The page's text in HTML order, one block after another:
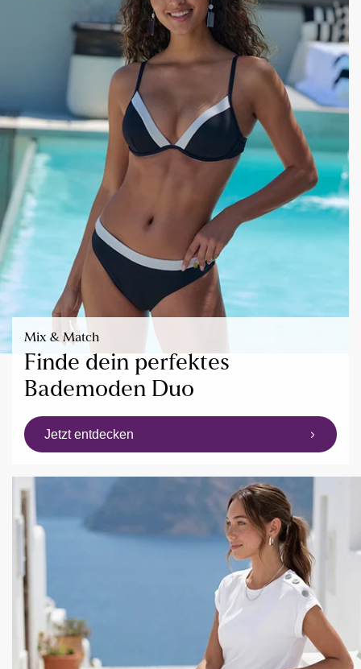
Mix & Match
Finde dein perfektes
Bademoden Duo
Jetzt entdecken